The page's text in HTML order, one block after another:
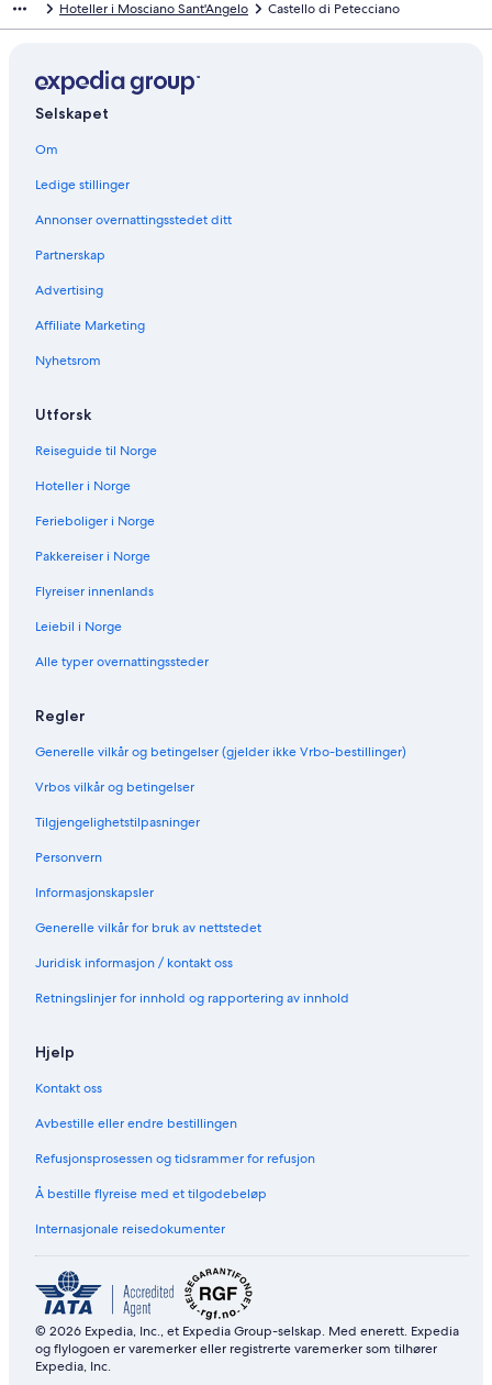
p
e
r
d
n
e
s
d
n
H
o
r
n
a
s
o
Hoteller i Mosciano Sant'Angelo Castello di Petecciano
Selskapet
Om
Ledige stillinger
Annonser overnattingsstedet ditt
Partnerskap
Advertising
Affiliate Marketing
Nyhetsrom
Utforsk
Reiseguide til Norge
Hoteller i Norge
Ferieboliger i Norge
Pakkereiser i Norge
Flyreiser innenlands
Leiebil i Norge
Alle typer overnattingssteder
Regler
Generelle vilkår og betingelser (gjelder ikke Vrbo-bestillinger)
Vrbos vilkår og betingelser
Tilgjengelighetstilpasninger
Personvern
Informasjonskapsler
Generelle vilkår for bruk av nettstedet
Juridisk informasjon / kontakt oss
Retningslinjer for innhold og rapportering av innhold
Hjelp
Kontakt oss
Avbestille eller endre bestillingen
Refusjonsprosessen og tidsrammer for refusjon
Å bestille flyreise med et tilgodebeløp
Internasjonale reisedokumenter
© 2026 Expedia, Inc., et Expedia Group-selskap. Med enerett. Expedia
og flylogoen er varemerker eller registrerte varemerker som tilhører
Expedia, Inc.